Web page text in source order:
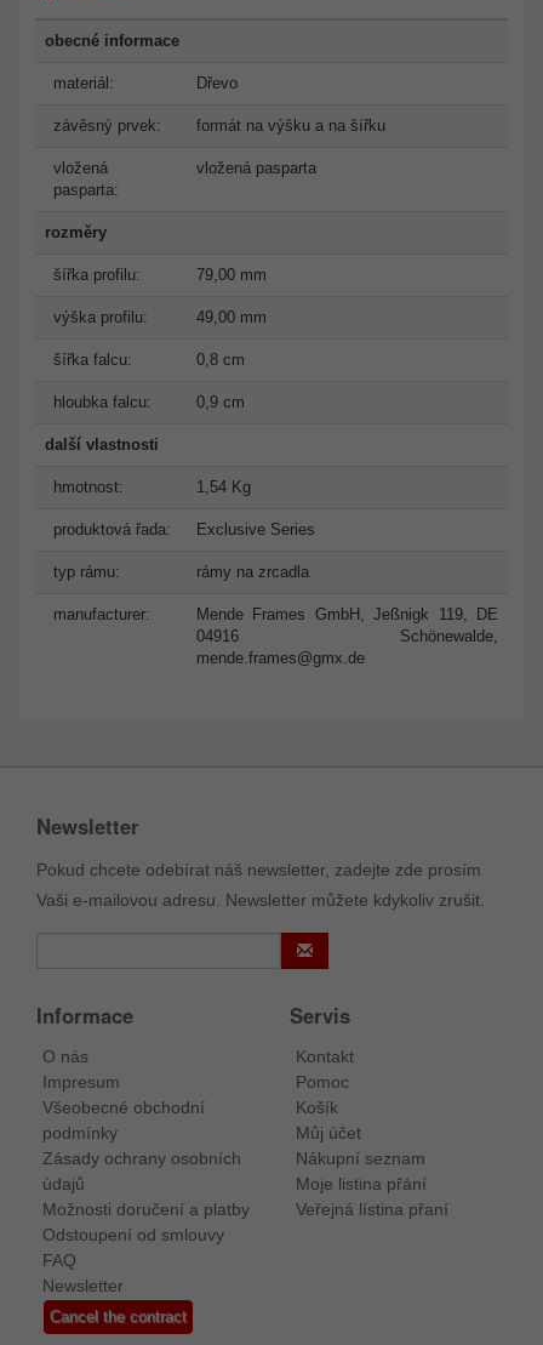
obecné informace
materiál: Dřevo
závěsný prvek: formát na výšku a na šířku
vložená
pasparta:
vložená pasparta
rozměry
šířka profilu: 79,00 mm
výška profilu: 49,00 mm
šířka falcu: 0,8 cm
hloubka falcu: 0,9 cm
další vlastnosti
hmotnost: 1,54 Kg
produktová řada: Exclusive Series
typ rámu: rámy na zrcadla
manufacturer:
Mende Frames GmbH, Jeßnigk 119, DE
04916 Schönewalde,
mende.frames@gmx.de
Newsletter
Pokud chcete odebírat náš newsletter, zadejte zde prosím
Vaši e-mailovou adresu. Newsletter můžete kdykoliv zrušit.
Informace
O nás
Impresum
Všeobecné obchodní
podmínky
Zásady ochrany osobních
údajů
Možnosti doručení a platby
Odstoupení od smlouvy
FAQ
Newsletter
Cancel the contract
Servis
Kontakt
Pomoc
Košík
Můj účet
Nákupní seznam
Moje listina přání
Veřejná lístina přaní